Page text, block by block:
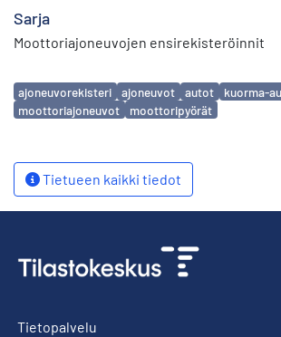
Sarja
Moottoriajoneuvojen ensirekisteröinnit
Avainsanat
ajoneuvorekisteri ajoneuvot autot kuorma-
moottoriajoneuvot
moottoripyörät
Tietueen kaikki tiedot
Tietopalvelu